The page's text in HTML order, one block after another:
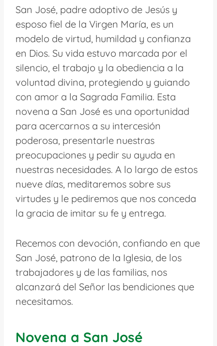
San José, padre adoptivo de Jesús y
esposo fiel de la Virgen María, es un
modelo de virtud, humildad y confianza
en Dios. Su vida estuvo marcada por el
silencio, el trabajo y la obediencia a la
voluntad divina, protegiendo y guiando
con amor a la Sagrada Familia. Esta
novena a San José es una oportunidad
para acercarnos a su intercesión
poderosa, presentarle nuestras
preocupaciones y pedir su ayuda en
nuestras necesidades. A lo largo de estos
nueve días, meditaremos sobre sus
virtudes y le pediremos que nos conceda
la gracia de imitar su fe y entrega.
Recemos con devoción, confiando en que
San José, patrono de la Iglesia, de los
trabajadores y de las familias, nos
alcanzará del Señor las bendiciones que
necesitamos.
Novena a San José